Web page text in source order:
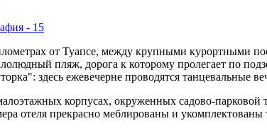
от Туапсе, между крупными курортными
пляж, дорога к которому пролегает по
здесь ежевечерне проводятся танцевальные
корпусах, окруженных садово-парковой
отеля прекрасно меблированы и